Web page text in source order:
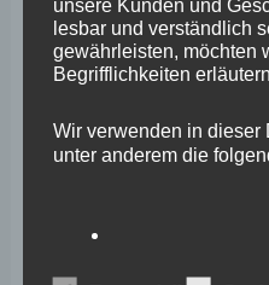
Januar 2025
Dezember 2024
November 2024
Oktober 2024
unsere Kunden und
lesbar und verständlich
gewährleisten, möchten
Begrifflichkeiten
Wir verwenden in dieser
unter anderem die